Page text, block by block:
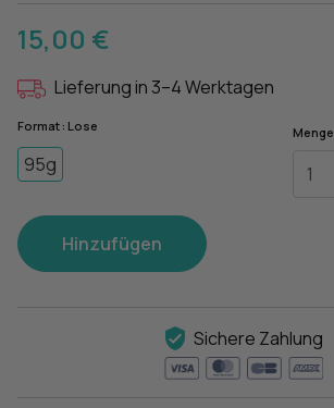
15,00 €
Lieferung in 3–4 Werktagen
Format : Lose
95g
Menge
Hinzufügen
Sichere Zahlung